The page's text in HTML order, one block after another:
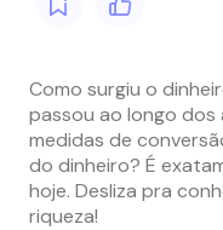
Como surgiu o
passou ao longo dos
medidas de
do dinheiro? É
hoje. Desliza pra
riqueza!